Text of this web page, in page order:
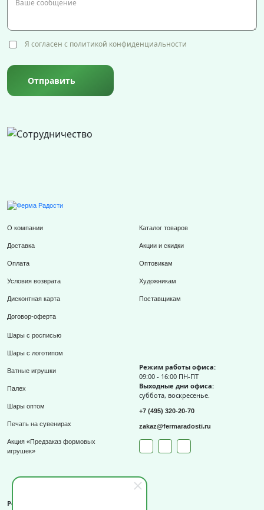
Я согласен с политикой конфиденциальности
Отправить
О компании
Доставка
Оплата
Условия возврата
Дисконтная карта
Договор-оферта
Каталог товаров
Акции и скидки
Оптовикам
Художникам
Поставщикам
Шары с росписью
Шары с логотипом
Ватные игрушки
Палех
Шары оптом
Печать на сувенирах
Акция «Предзаказ формовых
игрушек»
Режим работы офиса:
09:00 - 16:00 ПН-ПТ
Выходные дни офиса:
суббота, воскресенье.
+7 (495) 320-20-70
zakaz@fermaradosti.ru
Реквизиты